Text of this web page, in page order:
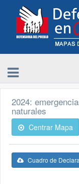
2024:
naturales
Centrar Mapa
Cuadro de